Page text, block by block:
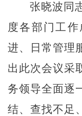
张晓波同
度各部门工作
进、日常管理
出 此次会议采
务领导全面逐
结、查找不足